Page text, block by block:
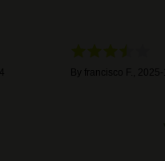
francisco F.